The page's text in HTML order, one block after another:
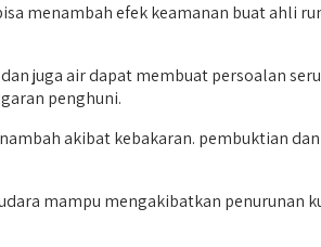
menambah efek keamanan buat ahli
juga air dapat membuat persoalan
penghuni.
akibat kebakaran. pembuktian
mampu mengakibatkan penurunan